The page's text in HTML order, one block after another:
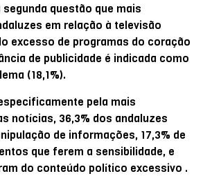
questão que mais
em relação à televisão
excesso de programas do coração
de publicidade é indicada como
(18,1%).
pela mais
notícias, 36,3% dos andaluzes
de informações, 17,3% de
que ferem a sensibilidade, e
do conteúdo político excessivo .